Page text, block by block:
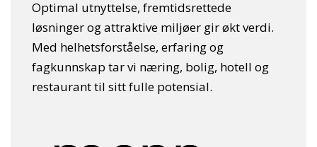
Optimal utnyttelse, fremtidsrettede
løsninger og attraktive miljøer gir økt verdi.
Med helhetsforståelse, erfaring og
fagkunnskap tar vi næring, bolig, hotell og
restaurant til sitt fulle potensial.